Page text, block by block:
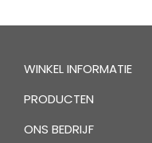
WINKEL INFORMATIE
PRODUCTEN
ONS BEDRIJF